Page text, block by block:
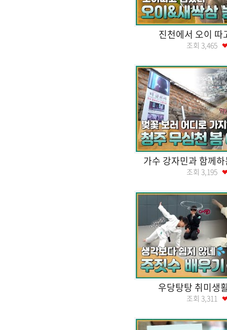
진천에서 오이
조회 3,465
가수 강자민과 함께
조회 3,195
우당탕탕 취미생
조회 3,311